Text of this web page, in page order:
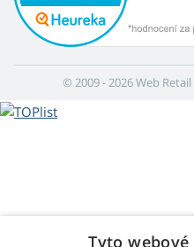
© 2009 - 2026 Web
Tyto